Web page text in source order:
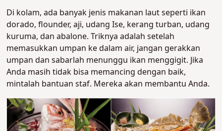
Di kolam, ada banyak jenis makanan laut seperti ikan
dorado, flounder, aji, udang Ise, kerang turban, udang
kuruma, dan abalone. Triknya adalah setelah
memasukkan umpan ke dalam air, jangan gerakkan
umpan dan sabarlah menunggu ikan menggigit. Jika
Anda masih tidak bisa memancing dengan baik,
mintalah bantuan staf. Mereka akan membantu Anda.